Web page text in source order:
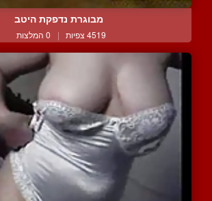
מבוגרת נדפקת היטב
4519 צפיות | 0 המלצות